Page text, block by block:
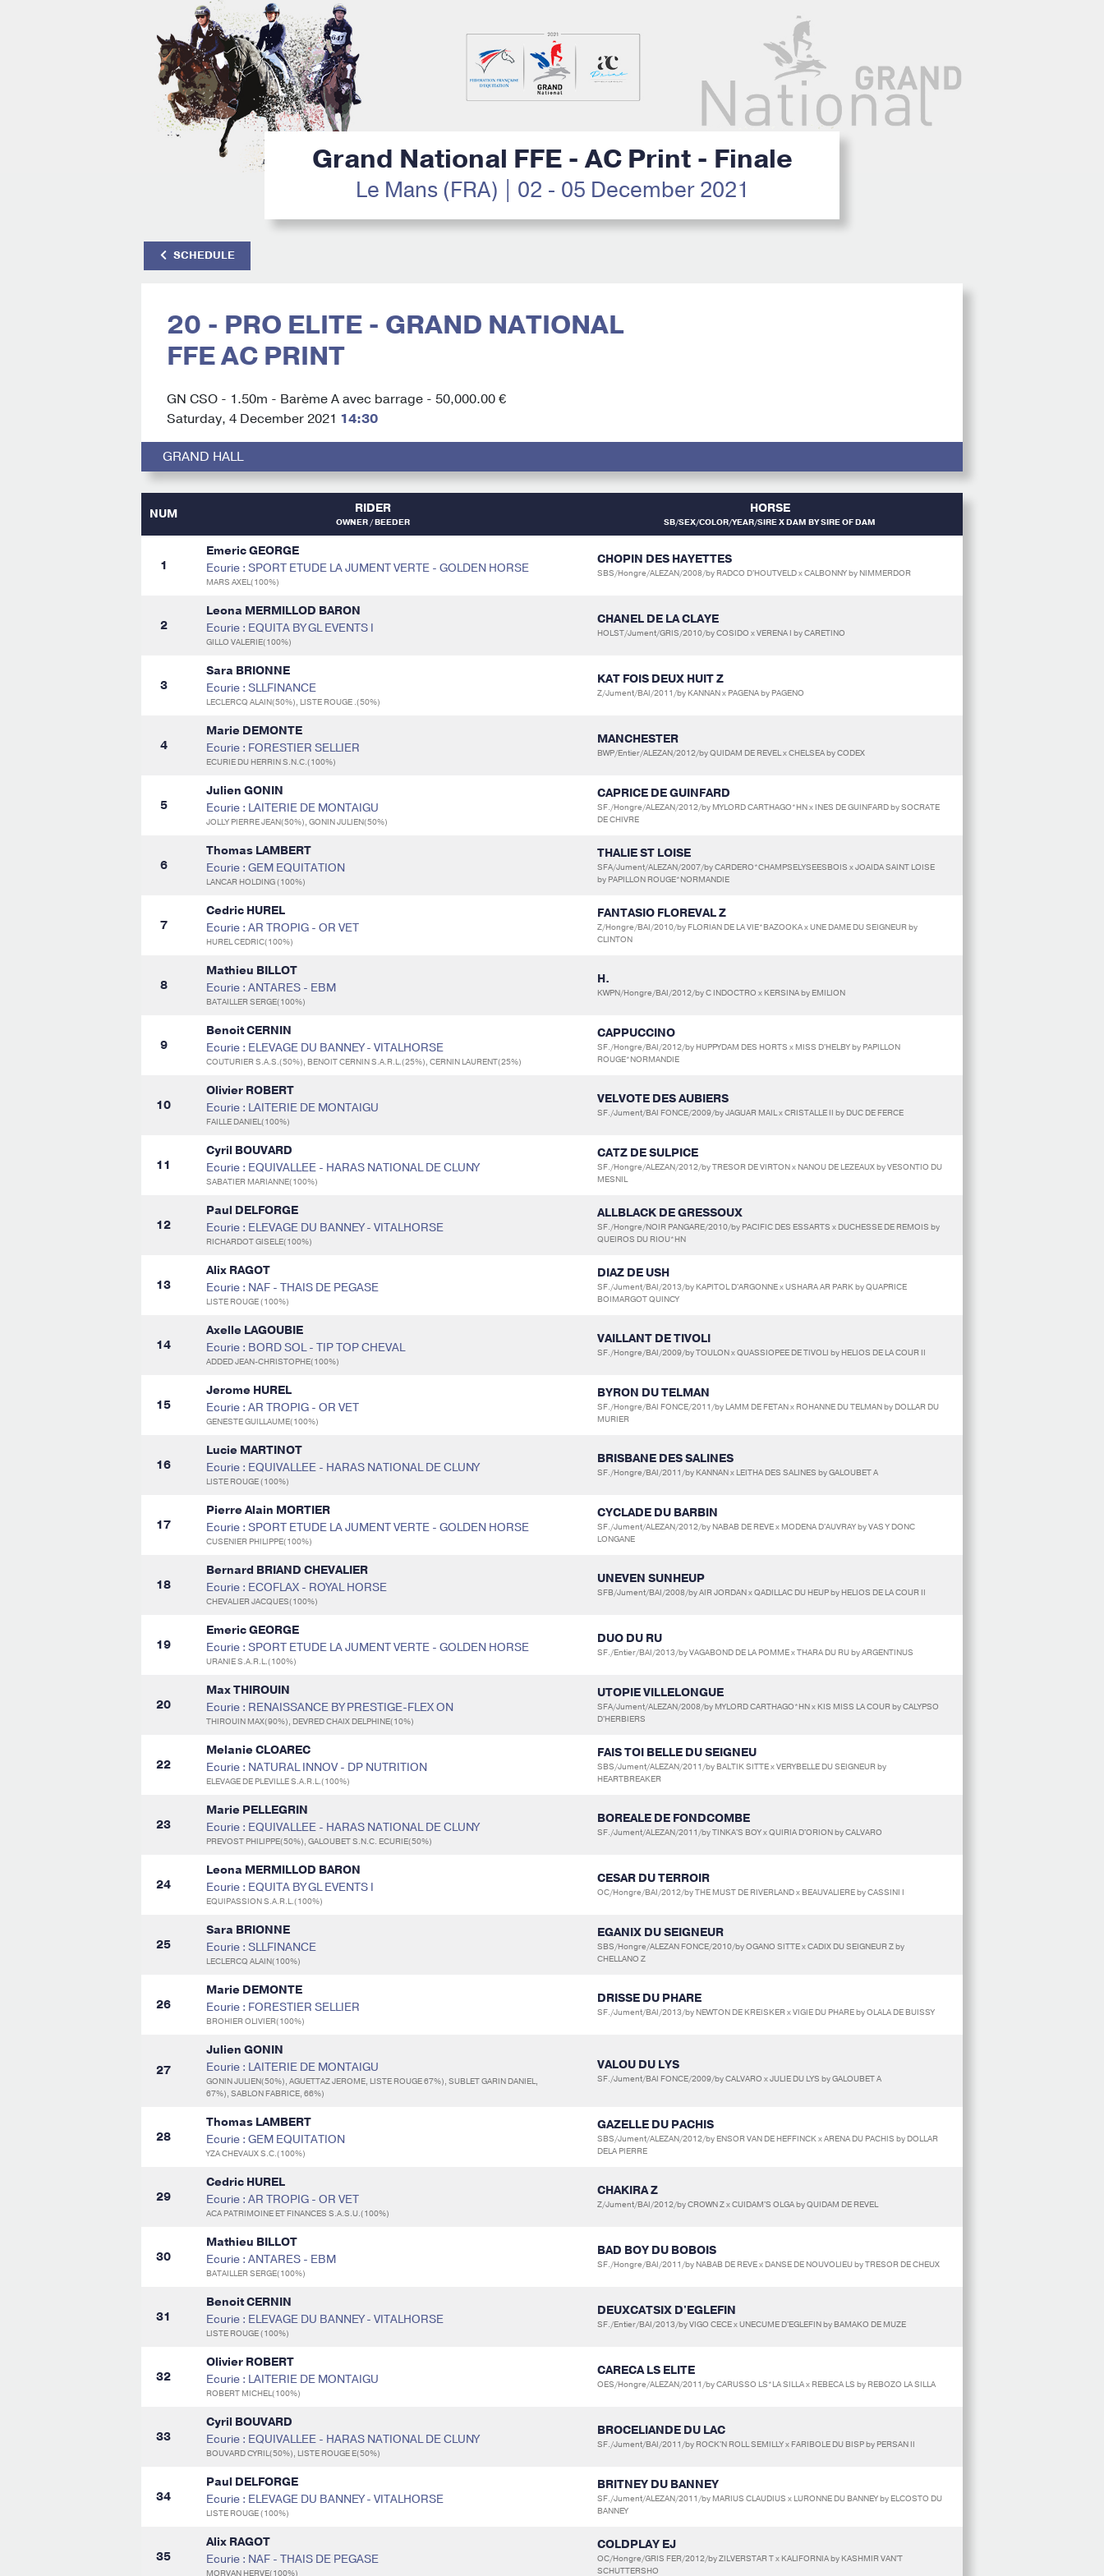
Grand National FFE - AC Print - Finale
Le Mans (FRA) | 02 - 05 December 2021
SCHEDULE
20 - PRO ELITE - GRAND NATIONAL
FFE AC PRINT
GN CSO - 1.50m - Barème A avec barrage - 50,000.00 €
Saturday, 4 December 2021 14:30
GRAND HALL
NUM RIDER
OWNER / BEEDER
HORSE
SB/SEX/COLOR/YEAR/SIRE X DAM BY SIRE OF DAM
1
Emeric GEORGE
Ecurie : SPORT ETUDE LA JUMENT VERTE - GOLDEN HORSE
MARS AXEL(100%)
CHOPIN DES HAYETTES
SBS/Hongre/ALEZAN/2008/by RADCO D'HOUTVELD x CALBONNY by NIMMERDOR
2
Leona MERMILLOD BARON
Ecurie : EQUITA BY GL EVENTS I
GILLO VALERIE(100%)
CHANEL DE LA CLAYE
HOLST/Jument/GRIS/2010/by COSIDO x VERENA I by CARETINO
3
Sara BRIONNE
Ecurie : SLLFINANCE
LECLERCQ ALAIN(50%), LISTE ROUGE .(50%)
KAT FOIS DEUX HUIT Z
Z/Jument/BAI/2011/by KANNAN x PAGENA by PAGENO
4
Marie DEMONTE
Ecurie : FORESTIER SELLIER
ECURIE DU HERRIN S.N.C.(100%)
MANCHESTER
BWP/Entier/ALEZAN/2012/by QUIDAM DE REVEL x CHELSEA by CODEX
5
Julien GONIN
Ecurie : LAITERIE DE MONTAIGU
JOLLY PIERRE JEAN(50%), GONIN JULIEN(50%)
CAPRICE DE GUINFARD
SF./Hongre/ALEZAN/2012/by MYLORD CARTHAGO*HN x INES DE GUINFARD by SOCRATE
DE CHIVRE
6
Thomas LAMBERT
Ecurie : GEM EQUITATION
LANCAR HOLDING (100%)
THALIE ST LOISE
SFA/Jument/ALEZAN/2007/by CARDERO*CHAMPSELYSEESBOIS x JOAIDA SAINT LOISE
by PAPILLON ROUGE*NORMANDIE
7
Cedric HUREL
Ecurie : AR TROPIG - OR VET
HUREL CEDRIC(100%)
FANTASIO FLOREVAL Z
Z/Hongre/BAI/2010/by FLORIAN DE LA VIE*BAZOOKA x UNE DAME DU SEIGNEUR by
CLINTON
8
Mathieu BILLOT
Ecurie : ANTARES - EBM
BATAILLER SERGE(100%)
H.
KWPN/Hongre/BAI/2012/by C INDOCTRO x KERSINA by EMILION
9
Benoit CERNIN
Ecurie : ELEVAGE DU BANNEY - VITALHORSE
COUTURIER S.A.S.(50%), BENOIT CERNIN S.A.R.L.(25%), CERNIN LAURENT(25%)
CAPPUCCINO
SF./Hongre/BAI/2012/by HUPPYDAM DES HORTS x MISS D'HELBY by PAPILLON
ROUGE*NORMANDIE
10
Olivier ROBERT
Ecurie : LAITERIE DE MONTAIGU
FAILLE DANIEL(100%)
VELVOTE DES AUBIERS
SF./Jument/BAI FONCE/2009/by JAGUAR MAIL x CRISTALLE II by DUC DE FERCE
11
Cyril BOUVARD
Ecurie : EQUIVALLEE - HARAS NATIONAL DE CLUNY
SABATIER MARIANNE(100%)
CATZ DE SULPICE
SF./Hongre/ALEZAN/2012/by TRESOR DE VIRTON x NANOU DE LEZEAUX by VESONTIO DU
MESNIL
12
Paul DELFORGE
Ecurie : ELEVAGE DU BANNEY - VITALHORSE
RICHARDOT GISELE(100%)
ALLBLACK DE GRESSOUX
SF./Hongre/NOIR PANGARE/2010/by PACIFIC DES ESSARTS x DUCHESSE DE REMOIS by
QUEIROS DU RIOU*HN
13
Alix RAGOT
Ecurie : NAF - THAIS DE PEGASE
LISTE ROUGE (100%)
DIAZ DE USH
SF./Jument/BAI/2013/by KAPITOL D'ARGONNE x USHARA AR PARK by QUAPRICE
BOIMARGOT QUINCY
14
Axelle LAGOUBIE
Ecurie : BORD SOL - TIP TOP CHEVAL
ADDED JEAN-CHRISTOPHE(100%)
VAILLANT DE TIVOLI
SF./Hongre/BAI/2009/by TOULON x QUASSIOPEE DE TIVOLI by HELIOS DE LA COUR II
15
Jerome HUREL
Ecurie : AR TROPIG - OR VET
GENESTE GUILLAUME(100%)
BYRON DU TELMAN
SF./Hongre/BAI FONCE/2011/by LAMM DE FETAN x ROHANNE DU TELMAN by DOLLAR DU
MURIER
16
Lucie MARTINOT
Ecurie : EQUIVALLEE - HARAS NATIONAL DE CLUNY
LISTE ROUGE (100%)
BRISBANE DES SALINES
SF./Hongre/BAI/2011/by KANNAN x LEITHA DES SALINES by GALOUBET A
17
Pierre Alain MORTIER
Ecurie : SPORT ETUDE LA JUMENT VERTE - GOLDEN HORSE
CUSENIER PHILIPPE(100%)
CYCLADE DU BARBIN
SF./Jument/ALEZAN/2012/by NABAB DE REVE x MODENA D'AUVRAY by VAS Y DONC
LONGANE
18
Bernard BRIAND CHEVALIER
Ecurie : ECOFLAX - ROYAL HORSE
CHEVALIER JACQUES(100%)
UNEVEN SUNHEUP
SFB/Jument/BAI/2008/by AIR JORDAN x QADILLAC DU HEUP by HELIOS DE LA COUR II
19
Emeric GEORGE
Ecurie : SPORT ETUDE LA JUMENT VERTE - GOLDEN HORSE
URANIE S.A.R.L.(100%)
DUO DU RU
SF./Entier/BAI/2013/by VAGABOND DE LA POMME x THARA DU RU by ARGENTINUS
20
Max THIROUIN
Ecurie : RENAISSANCE BY PRESTIGE-FLEX ON
THIROUIN MAX(90%), DEVRED CHAIX DELPHINE(10%)
UTOPIE VILLELONGUE
SFA/Jument/ALEZAN/2008/by MYLORD CARTHAGO*HN x KIS MISS LA COUR by CALYPSO
D'HERBIERS
22
Melanie CLOAREC
Ecurie : NATURAL INNOV - DP NUTRITION
ELEVAGE DE PLEVILLE S.A.R.L.(100%)
FAIS TOI BELLE DU SEIGNEU
SBS/Jument/ALEZAN/2011/by BALTIK SITTE x VERYBELLE DU SEIGNEUR by
HEARTBREAKER
23
Marie PELLEGRIN
Ecurie : EQUIVALLEE - HARAS NATIONAL DE CLUNY
PREVOST PHILIPPE(50%), GALOUBET S.N.C. ECURIE(50%)
BOREALE DE FONDCOMBE
SF./Jument/ALEZAN/2011/by TINKA'S BOY x QUIRIA D'ORION by CALVARO
24
Leona MERMILLOD BARON
Ecurie : EQUITA BY GL EVENTS I
EQUIPASSION S.A.R.L.(100%)
CESAR DU TERROIR
OC/Hongre/BAI/2012/by THE MUST DE RIVERLAND x BEAUVALIERE by CASSINI I
25
Sara BRIONNE
Ecurie : SLLFINANCE
LECLERCQ ALAIN(100%)
EGANIX DU SEIGNEUR
SBS/Hongre/ALEZAN FONCE/2010/by OGANO SITTE x CADIX DU SEIGNEUR Z by
CHELLANO Z
26
Marie DEMONTE
Ecurie : FORESTIER SELLIER
BROHIER OLIVIER(100%)
DRISSE DU PHARE
SF./Jument/BAI/2013/by NEWTON DE KREISKER x VIGIE DU PHARE by OLALA DE BUISSY
27
Julien GONIN
Ecurie : LAITERIE DE MONTAIGU
GONIN JULIEN(50%), AGUETTAZ JEROME, LISTE ROUGE 67%), SUBLET GARIN DANIEL,
67%), SABLON FABRICE, 66%)
VALOU DU LYS
SF./Jument/BAI FONCE/2009/by CALVARO x JULIE DU LYS by GALOUBET A
28
Thomas LAMBERT
Ecurie : GEM EQUITATION
YZA CHEVAUX S.C.(100%)
GAZELLE DU PACHIS
SBS/Jument/ALEZAN/2012/by ENSOR VAN DE HEFFINCK x ARENA DU PACHIS by DOLLAR
DELA PIERRE
29
Cedric HUREL
Ecurie : AR TROPIG - OR VET
ACA PATRIMOINE ET FINANCES S.A.S.U.(100%)
CHAKIRA Z
Z/Jument/BAI/2012/by CROWN Z x CUIDAM'S OLGA by QUIDAM DE REVEL
30
Mathieu BILLOT
Ecurie : ANTARES - EBM
BATAILLER SERGE(100%)
BAD BOY DU BOBOIS
SF./Hongre/BAI/2011/by NABAB DE REVE x DANSE DE NOUVOLIEU by TRESOR DE CHEUX
31
Benoit CERNIN
Ecurie : ELEVAGE DU BANNEY - VITALHORSE
LISTE ROUGE (100%)
DEUXCATSIX D'EGLEFIN
SF./Entier/BAI/2013/by VIGO CECE x UNECUME D'EGLEFIN by BAMAKO DE MUZE
32
Olivier ROBERT
Ecurie : LAITERIE DE MONTAIGU
ROBERT MICHEL(100%)
CARECA LS ELITE
OES/Hongre/ALEZAN/2011/by CARUSSO LS*LA SILLA x REBECA LS by REBOZO LA SILLA
33
Cyril BOUVARD
Ecurie : EQUIVALLEE - HARAS NATIONAL DE CLUNY
BOUVARD CYRIL(50%), LISTE ROUGE E(50%)
BROCELIANDE DU LAC
SF./Jument/BAI/2011/by ROCK'N ROLL SEMILLY x FARIBOLE DU BISP by PERSAN II
34
Paul DELFORGE
Ecurie : ELEVAGE DU BANNEY - VITALHORSE
LISTE ROUGE (100%)
BRITNEY DU BANNEY
SF./Jument/ALEZAN/2011/by MARIUS CLAUDIUS x LURONNE DU BANNEY by ELCOSTO DU
BANNEY
35
Alix RAGOT
Ecurie : NAF - THAIS DE PEGASE
MORVAN HERVE(100%)
COLDPLAY EJ
OC/Hongre/GRIS FER/2012/by ZILVERSTAR T x KALIFORNIA by KASHMIR VAN'T
SCHUTTERSHO